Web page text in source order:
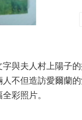
與夫人村上陽子
不但造訪愛爾蘭
彩照片。